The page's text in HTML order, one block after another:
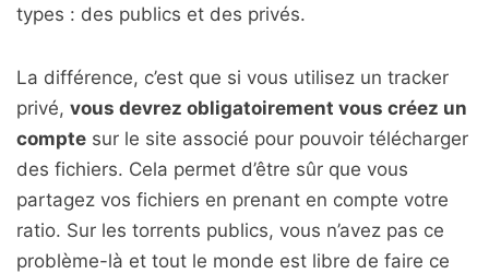
types : des publics et des privés.
La différence, c’est que si vous utilisez un tracker
privé, vous devrez obligatoirement vous créez un
compte sur le site associé pour pouvoir télécharger
des fichiers. Cela permet d’être sûr que vous
partagez vos fichiers en prenant en compte votre
ratio. Sur les torrents publics, vous n’avez pas ce
problème-là et tout le monde est libre de faire ce